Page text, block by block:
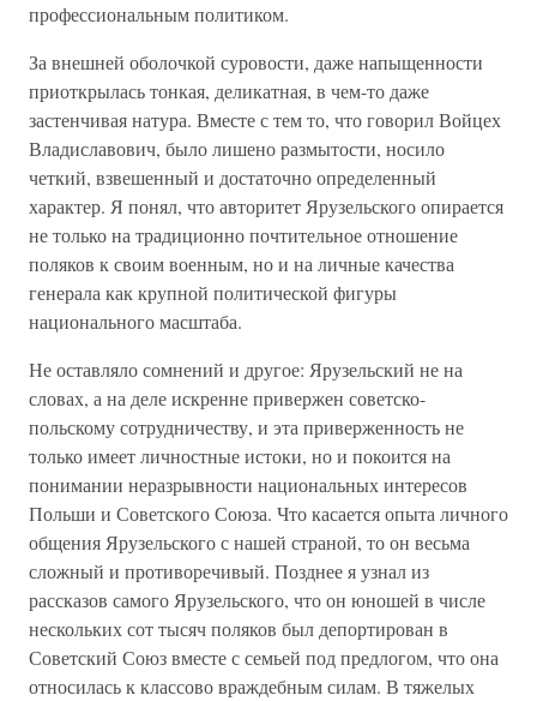
профессиональным политиком.
За внешней оболочкой суровости, даже напыщенности
приоткрылась тонкая, деликатная, в чем-то даже
застенчивая натура. Вместе с тем то, что говорил Войцех
Владиславович, было лишено размытости, носило
четкий, взвешенный и достаточно определенный
характер. Я понял, что авторитет Ярузельского опирается
не только на традиционно почтительное отношение
поляков к своим военным, но и на личные качества
генерала как крупной политической фигуры
национального масштаба.
Не оставляло сомнений и другое: Ярузельский не на
словах, а на деле искренне привержен советско-
польскому сотрудничеству, и эта приверженность не
только имеет личностные истоки, но и покоится на
понимании неразрывности национальных интересов
Польши и Советского Союза. Что касается опыта личного
общения Ярузельского с нашей страной, то он весьма
сложный и противоречивый. Позднее я узнал из
рассказов самого Ярузельского, что он юношей в числе
нескольких сот тысяч поляков был депортирован в
Советский Союз вместе с семьей под предлогом, что она
относилась к классово враждебным силам. В тяжелых